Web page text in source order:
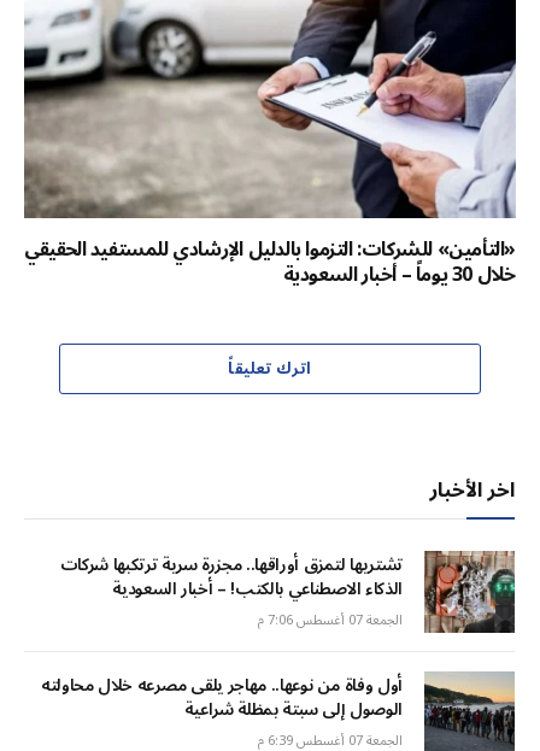
«التأمين» للشركات: التزموا بالدليل الإرشادي للمستفيد الحقيقي
خلال 30 يوماً – أخبار السعودية
اترك تعليقاً
اخر الأخبار
تشتريها لتمزق أوراقها.. مجزرة سرية ترتكبها شركات
الذكاء الاصطناعي بالكتب! – أخبار السعودية
الجمعة 07 أغسطس 7:06 م
أول وفاة من نوعها.. مهاجر يلقى مصرعه خلال محاولته
الوصول إلى سبتة بمظلة شراعية
الجمعة 07 أغسطس 6:39 م